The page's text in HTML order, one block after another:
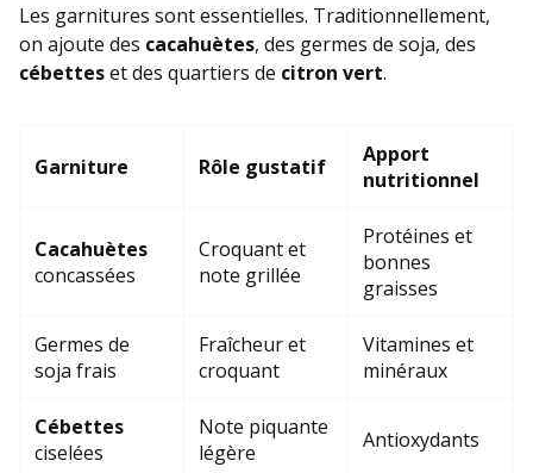
Les garnitures sont essentielles. Traditionnellement,
on ajoute des cacahuètes, des germes de soja, des
cébetteset des quartiers de citron vert.
Garniture Rôle gustatif
Apport
nutritionnel
Cacahuètes
concassées
Croquant et
note grillée
Protéines et
bonnes
graisses
Germes de
soja frais
Fraîcheur et
croquant
Vitamines et
minéraux
Cébettes
ciselées
Note piquante
légère
Antioxydants